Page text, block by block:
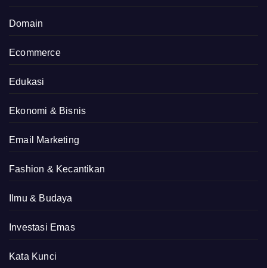
Domain
Ecommerce
Edukasi
Ekonomi & Bisnis
Email Marketing
Fashion & Kecantikan
Ilmu & Budaya
Investasi Emas
Kata Kunci